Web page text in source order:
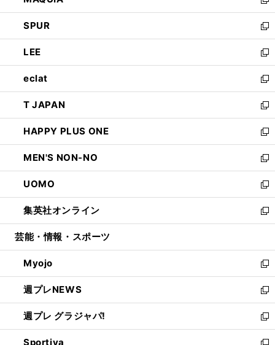
ウ
で
開
く
ン
ド
ウ
で
開
く
ウ
ィ
ン
ド
ウ
で
開
く
し
い
ウ
ィ
ン
ド
ウ
で
開
く
SPUR
新
し
い
ウ
ィ
ン
ド
ウ
で
開
く
LEE
新
し
い
ウ
ィ
ン
ド
ウ
で
開
く
eclat
新
し
い
ウ
ィ
ン
ド
ウ
で
開
く
T JAPAN
新
し
い
ウ
ィ
ン
ド
ウ
で
開
HAPPY PLUS ONE
新
し
い
ウ
ィ
ン
ド
ウ
開
く
MEN'S NON-NO
新
し
い
ウ
ィ
ン
ウ
で
開
く
UOMO
新
し
い
ウ
ン
ド
ウ
で
開
く
集英社オンライン
新
し
ウ
ィ
ン
ド
ウ
で
開
く
芸能・情報・スポーツ
Myojo
新
し
い
ウ
ィ
ン
週プレNEWS
新
し
い
ウ
週プレ グラジャパ!
新
し
Sportiva